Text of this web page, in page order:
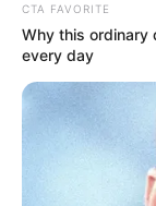
CTA FAVORITE
Why this ordinary
every day